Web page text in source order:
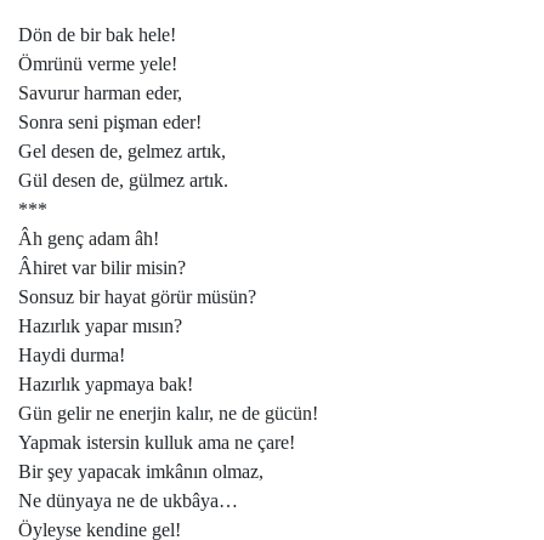
Dön de bir bak hele!
Ömrünü verme yele!
Savurur harman eder,
Sonra seni pişman eder!
Gel desen de, gelmez artık,
Gül desen de, gülmez artık.
***
Âh genç adam âh!
Âhiret var bilir misin?
Sonsuz bir hayat görür müsün?
Hazırlık yapar mısın?
Haydi durma!
Hazırlık yapmaya bak!
Gün gelir ne enerjin kalır, ne de gücün!
Yapmak istersin kulluk ama ne çare!
Bir şey yapacak imkânın olmaz,
Ne dünyaya ne de ukbâya…
Öyleyse kendine gel!